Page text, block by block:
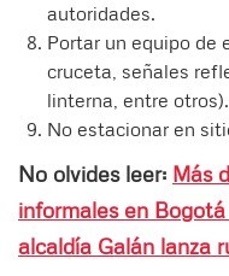
autoridades.
Portar un equipo de
cruceta, señales
linterna, entre otros).
No estacionar en
No olvides leer: Más
informales en
alcaldía Galán lanza